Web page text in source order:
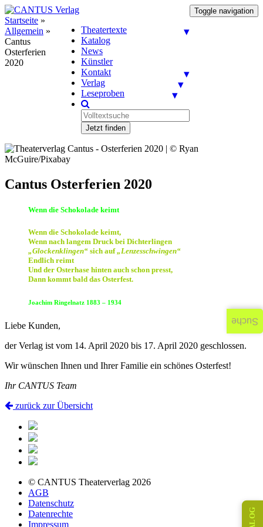
Toggle navigation
Theatertexte
Katalog
News
Künstler
Kontakt
Verlag
Leseproben
Jetzt finden
Startseite »
Allgemein »
Cantus
Osterferien
2020
Cantus Osterferien 2020
Wenn die Schokolade keimt
Wenn die Schokolade keimt,
Wenn nach langem Druck bei Dichterlingen
„Glockenklingen“ sich auf„Lenzesschwingen“
Endlich reimt
Und der Osterhase hinten auch schon presst,
Dann kommt bald das Osterfest.
Joachim Ringelnatz 1883 – 1934
Liebe Kunden,
der Verlag ist vom 14. April 2020 bis 17. April 2020 geschlossen.
Wir wünschen Ihnen und Ihrer Familie ein schönes Osterfest!
Ihr CANTUS Team
zurück zur Übersicht
© CANTUS Theaterverlag 2026
AGB
Datenschutz
Datenrechte
Impressum
Suche